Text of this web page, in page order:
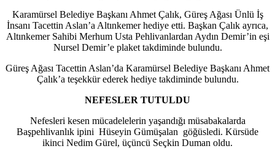
Karamürsel Belediye Başkanı Ahmet Çalık, Güreş Ağası Ünlü İş
İnsanı Tacettin Aslan’a Altınkemer hediye etti. Başkan Çalık ayrıca,
Altınkemer Sahibi Merhum Usta Pehlivanlardan Aydın Demir’in eşi
Nursel Demir’e plaket takdiminde bulundu.
Güreş Ağası Tacettin Aslan’da Karamürsel Belediye Başkanı Ahmet
Çalık’a teşekkür ederek hediye takdiminde bulundu.
NEFESLER TUTULDU
Nefesleri kesen mücadelelerin yaşandığı müsabakalarda
Başpehlivanlık ipini Hüseyin Gümüşalan göğüsledi. Kürsüde
ikinci Nedim Gürel, üçüncü Seçkin Duman oldu.